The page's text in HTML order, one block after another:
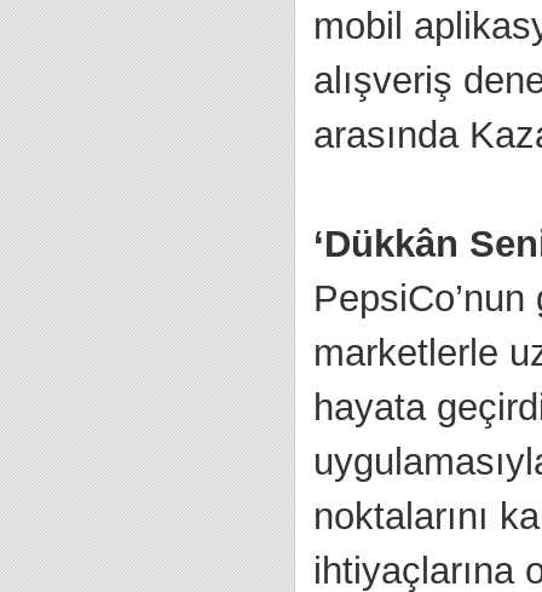
mobil
alışveriş
arasında
‘Dükkân
marketlerle
hayata
noktalarını
ihtiyaçlarına